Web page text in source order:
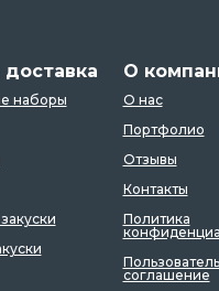
наборы
О
О нас
Портфолио
Отзывы
Контакты
Политика
соглашение